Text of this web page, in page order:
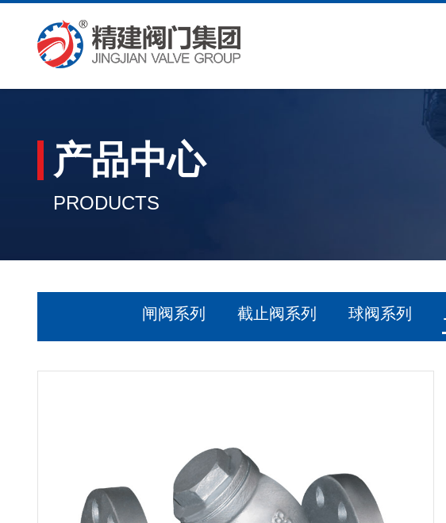
产品中心
PRODUCTS
闸阀系列 截止阀系列 球阀系列